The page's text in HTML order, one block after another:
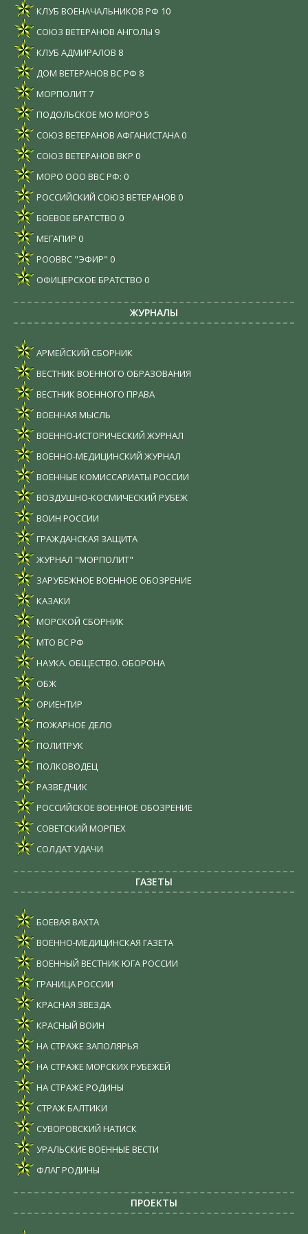
КЛУБ ВОЕНАЧАЛЬНИКОВ РФ 10
СОЮЗ ВЕТЕРАНОВ АНГОЛЫ 9
КЛУБ АДМИРАЛОВ 8
ДОМ ВЕТЕРАНОВ ВС РФ 8
МОРПОЛИТ7
ПОДОЛЬСКОЕ МО МОРО 5
СОЮЗ ВЕТЕРАНОВ АФГАНИСТАНА 0
СОЮЗ ВЕТЕРАНОВ ВКР 0
МОРО ООО ВВС РФ: 0
РОССИЙСКИЙ СОЮЗ ВЕТЕРАНОВ 0
БОЕВОЕ БРАТСТВО 0
МЕГАПИР 0
РООВВС "ЭФИР" 0
ОФИЦЕРСКОЕ БРАТСТВО 0
ЖУРНАЛЫ
АРМЕЙСКИЙ СБОРНИК
ВЕСТНИК ВОЕННОГО ОБРАЗОВАНИЯ
ВЕСТНИК ВОЕННОГО ПРАВА
ВОЕННАЯ МЫСЛЬ
ВОЕННО-ИСТОРИЧЕСКИЙ ЖУРНАЛ
ВОЕННО-МЕДИЦИНСКИЙ ЖУРНАЛ
ВОЕННЫЕ КОМИССАРИАТЫ РОССИИ
ВОЗДУШНО-КОСМИЧЕСКИЙ РУБЕЖ
ВОИН РОССИИ
ГРАЖДАНСКАЯ ЗАЩИТА
ЖУРНАЛ "МОРПОЛИТ"
ЗАРУБЕЖНОЕ ВОЕННОЕ ОБОЗРЕНИЕ
КАЗАКИ
МОРСКОЙ СБОРНИК
МТО ВС РФ
НАУКА. ОБЩЕСТВО. ОБОРОНА
ОБЖ
ОРИЕНТИР
ПОЖАРНОЕ ДЕЛО
ПОЛИТРУК
ПОЛКОВОДЕЦ
РАЗВЕДЧИК
РОССИЙСКОЕ ВОЕННОЕ ОБОЗРЕНИЕ
СОВЕТСКИЙ МОРПЕХ
СОЛДАТ УДАЧИ
ГАЗЕТЫ
БОЕВАЯ ВАХТА
ВОЕННО-МЕДИЦИНСКАЯ ГАЗЕТА
ВОЕННЫЙ ВЕСТНИК ЮГА РОССИИ
ГРАНИЦА РОССИИ
КРАСНАЯ ЗВЕЗДА
КРАСНЫЙ ВОИН
НА СТРАЖЕ ЗАПОЛЯРЬЯ
НА СТРАЖЕ МОРСКИХ РУБЕЖЕЙ
НА СТРАЖЕ РОДИНЫ
СТРАЖ БАЛТИКИ
СУВОРОВСКИЙ НАТИСК
УРАЛЬСКИЕ ВОЕННЫЕ ВЕСТИ
ФЛАГ РОДИНЫ
ПРОЕКТЫ